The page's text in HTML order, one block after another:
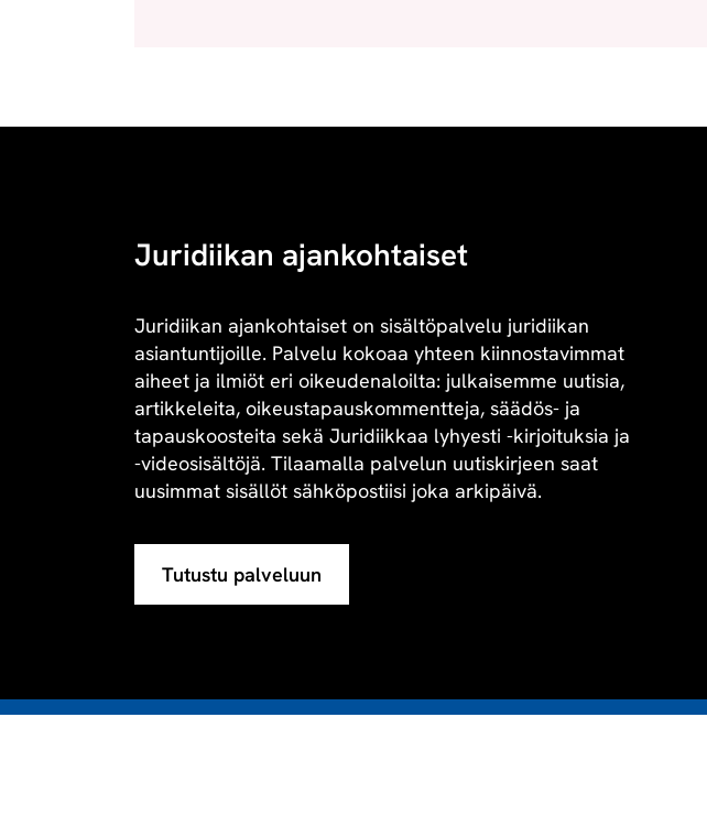
Juridiikan ajankohtaiset
Juridiikan ajankohtaiset on sisältöpalvelu juridiikan
asiantuntijoille. Palvelu kokoaa yhteen kiinnostavimmat
aiheet ja ilmiöt eri oikeudenaloilta: julkaisemme uutisia,
artikkeleita, oikeustapauskommentteja, säädös- ja
tapauskoosteita sekä Juridiikkaa lyhyesti -kirjoituksia ja
-videosisältöjä. Tilaamalla palvelun uutiskirjeen saat
uusimmat sisällöt sähköpostiisi joka arkipäivä.
Tutustu palveluun